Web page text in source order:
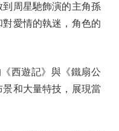
周星馳飾演的主角孫
愛情的執迷，角色的
西遊記》與《鐵扇公
和大量特技，展現當